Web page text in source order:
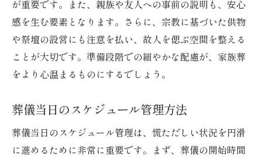
が重要です。また、親族や友人への事前の説明も、安心
感を生む要素となります。さらに、宗教に基づいた供物
や祭壇の設営にも注意を払い、故人を偲ぶ空間を整える
ことが大切です。準備段階での細やかな配慮が、家族葬
をより心温まるものにするでしょう。
葬儀当日のスケジュール管理方法
葬儀当日のスケジュール管理は、慌ただしい状況を円滑
に進めるために非常に重要です。まず、葬儀の開始時間